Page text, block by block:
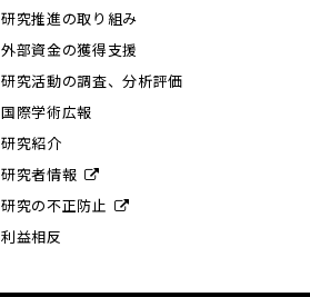
研究推進の取り組み
外部資金の獲得支援
研究活動の調査、分析評価
国際学術広報
研究紹介
研究者情報
研究の不正防止
利益相反